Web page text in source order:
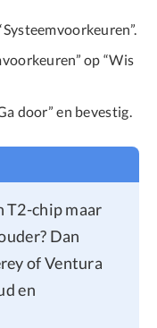
op “Wis
door” en bevestig.
T2-chip maar
Dan
of Ventura
en